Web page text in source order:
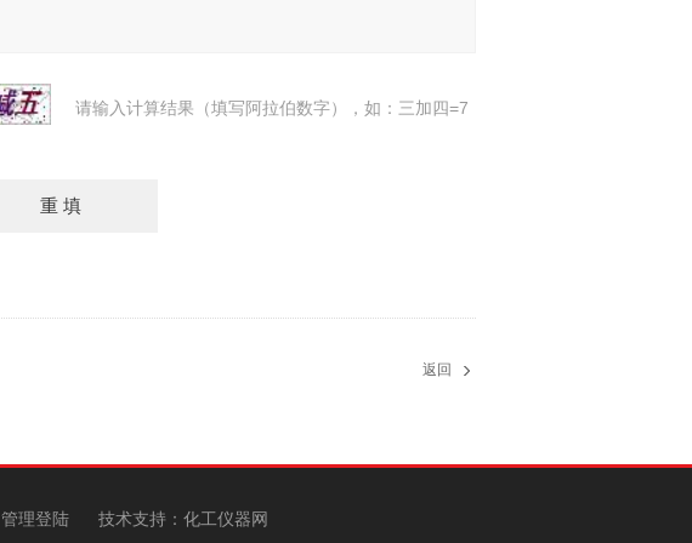
请输入计算结果（填写阿拉伯数字），如：三加四=7
返回
管理登陆技术支持： 化工仪器网